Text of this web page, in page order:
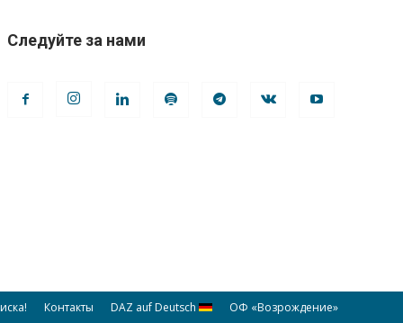
Следуйте за нами
Контакты DAZ auf Deutsch ОФ «Возрождение»